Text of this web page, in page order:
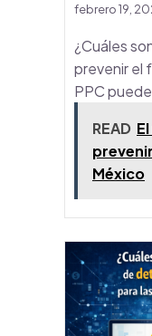
febrero 19,
¿Cuáles
prevenir el
PPC
READ
México